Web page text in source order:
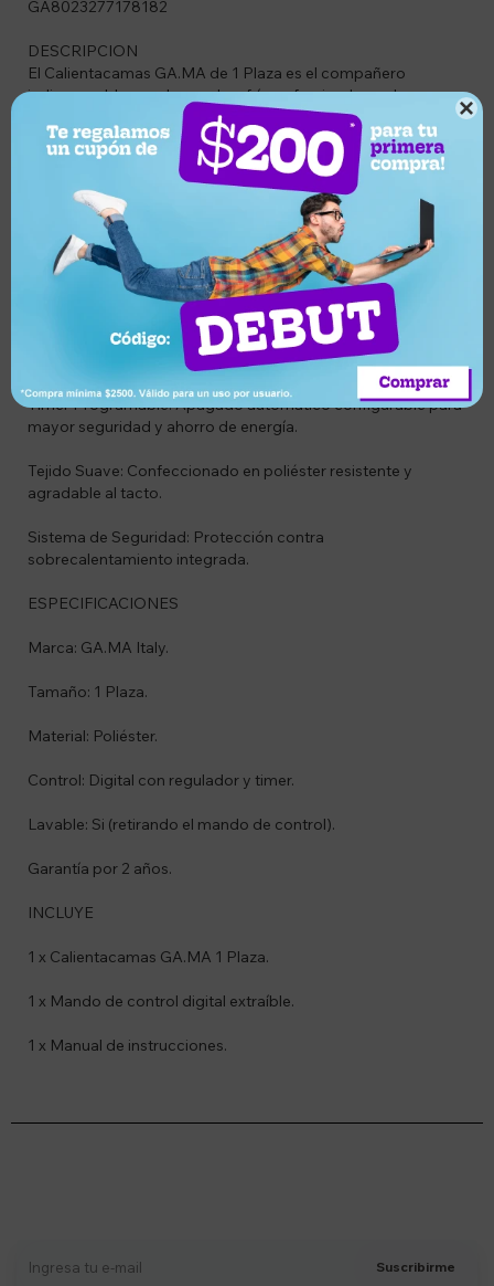

GA8023277178182
DESCRIPCION
El Calientacamas GA.MA de 1 Plaza es el compañero
indispensable para las noches frías, ofreciendo un descanso
cálido y confortable desde el primer momento. Fabricado en
poliéster de alta calidad, este calientacamas cuenta con un
sistema de control avanzado que permite elegir entre 8
niveles de temperatura. Su tecnología de seguridad
garantiza un uso tranquilo, mientras que su temporizador
integrado permite programar el apagado automático,
asegurando eficiencia energética y confort personalizado.
CARACTERISTICAS
8 Niveles de Calor: Amplio rango de temperaturas para
encontrar el punto exacto de confort.
Timer Programable: Apagado automático configurable para
mayor seguridad y ahorro de energía.
Tejido Suave: Confeccionado en poliéster resistente y
agradable al tacto.
Sistema de Seguridad: Protección contra
sobrecalentamiento integrada.
ESPECIFICACIONES
Marca: GA.MA Italy.
Tamaño: 1 Plaza.
Material: Poliéster.
Control: Digital con regulador y timer.
Lavable: Si (retirando el mando de control).
Garantía por 2 años.
INCLUYE
1 x Calientacamas GA.MA 1 Plaza.
1 x Mando de control digital extraíble.
1 x Manual de instrucciones.
Suscribirme